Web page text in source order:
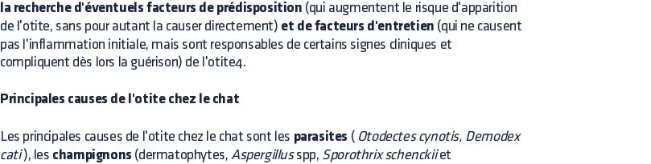
la recherche d'éventuels facteurs de prédisposition (qui augmentent le risque d'apparition
de l'otite, sans pour autant la causer directement) et de facteurs d'entretien (qui ne causent
pas l'inflammation initiale, mais sont responsables de certains signes cliniques et
compliquent dès lors la guérison) de l'otite4.
Principales causes de l'otite chez le chat
Les principales causes de l'otite chez le chat sont les parasites ( Otodectes cynotis, Demodex
cati), les champignons (dermatophytes, Aspergillusspp, Sporothrix schenckiiet